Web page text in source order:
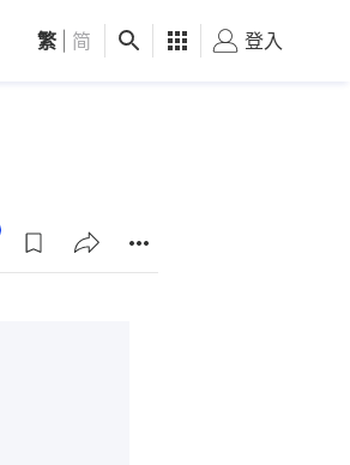
觀點 健康 好食玩飛
繁 简 登入